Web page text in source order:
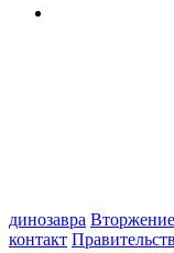
динозавра Вторжение
контакт